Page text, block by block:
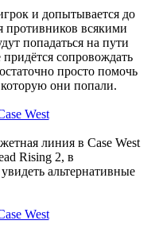
и допытывается до
противников всякими
попадаться на пути
сопровождать
просто помочь
которую они попали.
линия в Case West
Rising 2, в
альтернативные